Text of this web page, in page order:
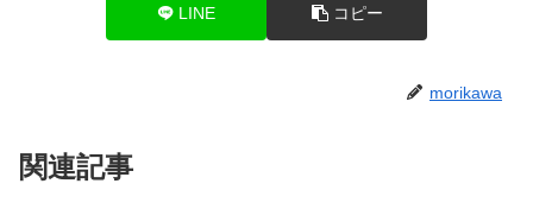
LINE コピー
morikawa
関連記事